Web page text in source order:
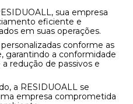
sua empresa
eficiente e
em suas operações.
conforme as
garantindo a conformidade
redução de passivos e
a RESIDUOALL se
empresa comprometida